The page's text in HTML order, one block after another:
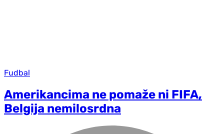
Fudbal
Amerikancima ne pomaže ni FIFA,
Belgija nemilosrdna